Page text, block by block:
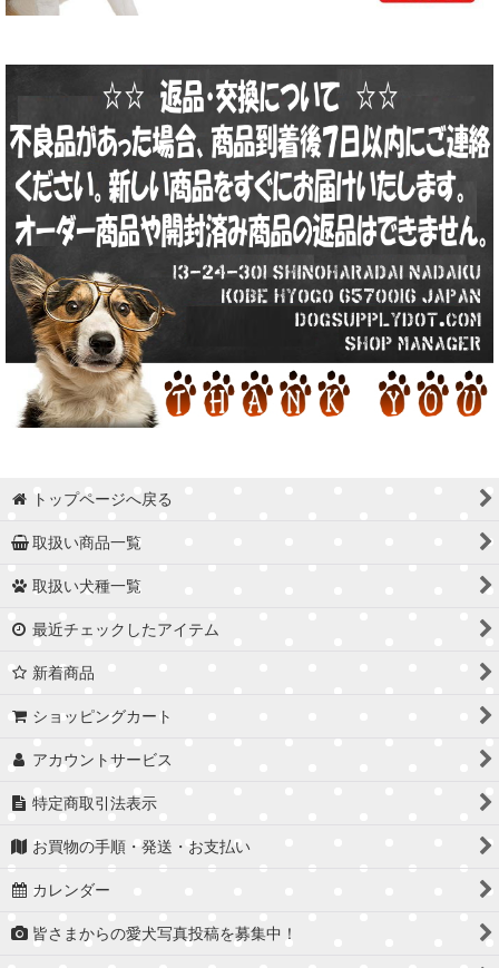
トップページへ戻る
取扱い商品一覧
取扱い犬種一覧
最近チェックしたアイテム
新着商品
ショッピングカート
アカウントサービス
特定商取引法表示
お買物の手順・発送・お支払い
カレンダー
皆さまからの愛犬写真投稿を募集中！